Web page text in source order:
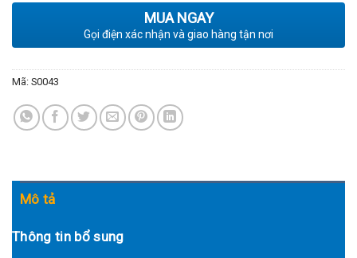
MUA NGAY
Gọi điện xác nhận và giao hàng tận nơi
Mã: S0043
Mô tả
Thông tin bổ sung